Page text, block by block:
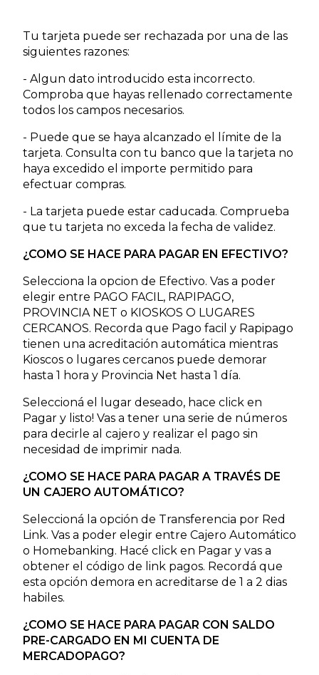
Tu tarjeta puede ser rechazada por una de las
siguientes razones:
- Algun dato introducido esta incorrecto.
Comproba que hayas rellenado correctamente
todos los campos necesarios.
- Puede que se haya alcanzado el límite de la
tarjeta. Consulta con tu banco que la tarjeta no
haya excedido el importe permitido para
efectuar compras.
- La tarjeta puede estar caducada. Comprueba
que tu tarjeta no exceda la fecha de validez.
¿COMO SE HACE PARA PAGAR EN EFECTIVO?
Selecciona la opcion de Efectivo. Vas a poder
elegir entre PAGO FACIL, RAPIPAGO,
PROVINCIA NET o KIOSKOS O LUGARES
CERCANOS. Recorda que Pago facil y Rapipago
tienen una acreditación automática mientras
Kioscos o lugares cercanos puede demorar
hasta 1 hora y Provincia Net hasta 1 día.
Seleccioná el lugar deseado, hace click en
Pagar y listo! Vas a tener una serie de números
para decirle al cajero y realizar el pago sin
necesidad de imprimir nada.
¿COMO SE HACE PARA PAGAR A TRAVÉS DE
UN CAJERO AUTOMÁTICO?
Seleccioná la opción de Transferencia por Red
Link. Vas a poder elegir entre Cajero Automático
o Homebanking. Hacé click en Pagar y vas a
obtener el código de link pagos. Recordá que
esta opción demora en acreditarse de 1 a 2 dias
habiles.
¿COMO SE HACE PARA PAGAR CON SALDO
PRE-CARGADO EN MI CUENTA DE
MERCADOPAGO?